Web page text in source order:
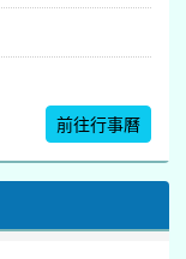
前往行事曆